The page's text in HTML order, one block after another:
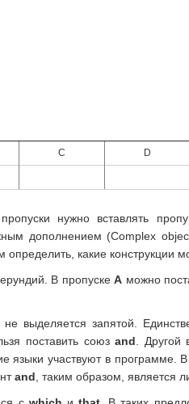
C D
нужно вставлять
дополнением (Complex
какие конструкции
В пропускеA можно
выделяется запятой.
поставить союзand .
языки участвуют в программе.
and , таким образом, является